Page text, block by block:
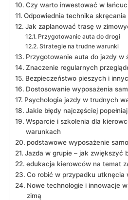
Czy warto⁢ inwestować w
Odpowiednia technika ⁤skręcania
Jak zaplanować trasę w
Przygotowanie auta do drogi
Strategie na trudne warunki
Przygotowanie​ auta do jazdy w
Znaczenie regularnych
Bezpieczeństwo pieszych i
Dostosowanie wyposażenia
Psychologia jazdy w trudnych
Jakie błędy najczęściej
Wsparcie i szkolenia dla
warunkach
podstawowe wyposażenie
Jazda w grupie – jak zwiększyć
edukacja kierowców na temat
Co‍ robić‌ w przypadku utknęcia
Nowe technologie i innowacje
zimą